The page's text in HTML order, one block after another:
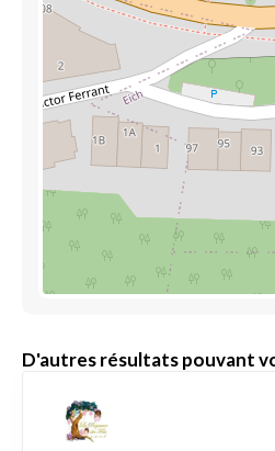
D'autres résultats pouvant